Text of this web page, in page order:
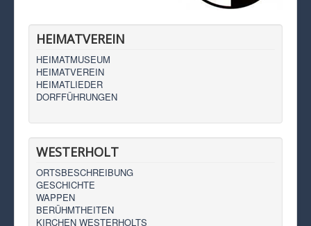
HEIMATVEREIN
HEIMATMUSEUM
HEIMATVEREIN
HEIMATLIEDER
DORFFÜHRUNGEN
WESTERHOLT
ORTSBESCHREIBUNG
GESCHICHTE
WAPPEN
BERÜHMTHEITEN
KIRCHEN WESTERHOLTS